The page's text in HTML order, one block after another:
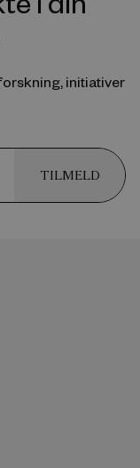
initiativer
TILMELD